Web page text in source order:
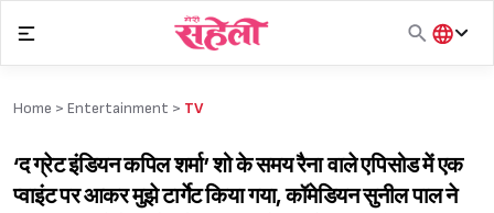
content
हिंदी
Home > Entertainment > TV
‘द ग्रेट इंडियन कपिल शर्मा’ शो के समय रैना वाले एपिसोड में एक
प्वाइंट पर आकर मुझे टार्गेट किया गया, कॉमेडियन सुनील पाल ने